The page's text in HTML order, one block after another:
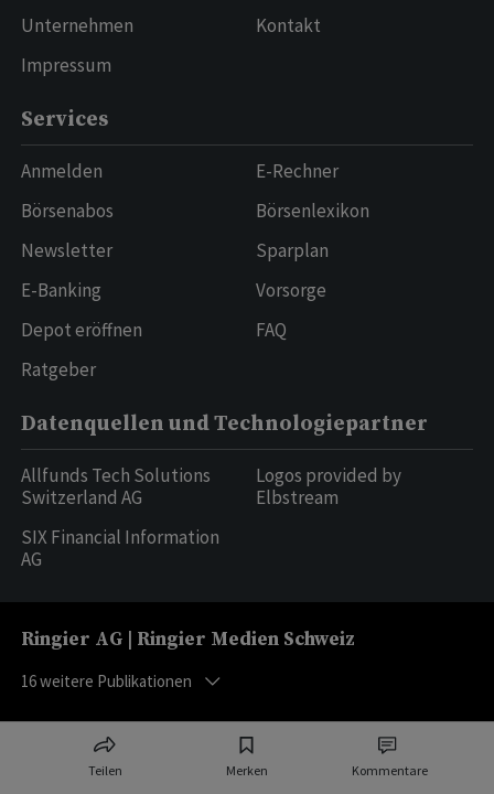
Teilen Merken Kommentare
Unternehmen
Impressum
Kontakt
Services
Anmelden
Börsenabos
Newsletter
E-Banking
Depot eröffnen
Ratgeber
E-Rechner
Börsenlexikon
Sparplan
Vorsorge
FAQ
Datenquellen und Technologiepartner
Allfunds Tech Solutions
Switzerland AG
SIX Financial Information
AG
Logos provided by
Elbstream
Ringier AG | Ringier Medien Schweiz
16weitere Publikationen